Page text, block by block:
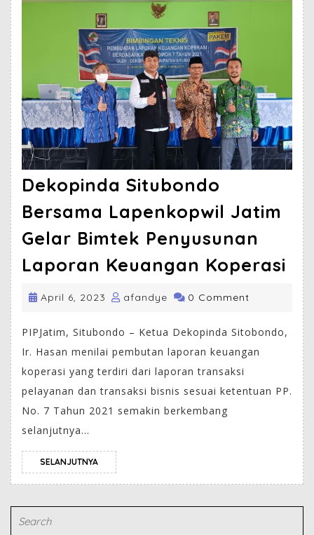
Dekopinda Situbondo
Bersama Lapenkopwil Jatim
Gelar Bimtek Penyusunan
Laporan Keuangan Koperasi
April 6, 2023 afandye 0 Comment
PIPJatim, Situbondo – Ketua Dekopinda Sitobondo,
Ir. Hasan menilai pembutan laporan keuangan
koperasi yang terdiri dari laporan transaksi
pelayanan dan transaksi bisnis sesuai ketentuan PP.
No. 7 Tahun 2021 semakin berkembang
selanjutnya...
SELANJUTNYA